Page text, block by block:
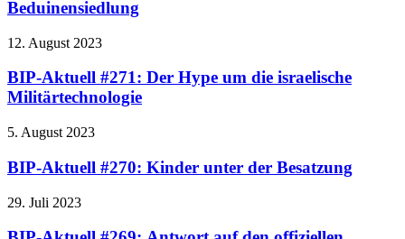
Beduinensiedlung
12. August 2023
BIP-Aktuell #271: Der Hype um die israelische
Militärtechnologie
5. August 2023
BIP-Aktuell #270: Kinder unter der Besatzung
29. Juli 2023